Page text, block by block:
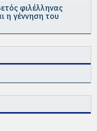
φιλέλληνας
η γέννηση του